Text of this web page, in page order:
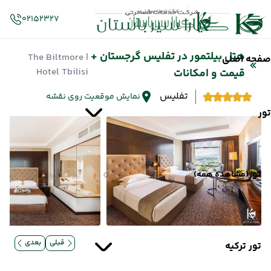
صفحه اصلی
تور
تور(مشاهده همه)
تور ترکیه
02152327
هتل بیلتمور در تفلیس گرجستان +
قیمت و امکانات
| The Biltmore
Hotel Tbilisi
تفلیس
نمایش موقعیت روی نقشه
قبلی بعدی